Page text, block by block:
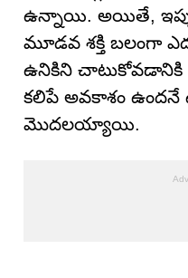
ఉన్నాయి. అయితే,
మూడవ శక్తి బలంగా
ఉనికిని చాటుకోవడానికి
కలిపే అవకాశం
మొదలయ్యాయి.